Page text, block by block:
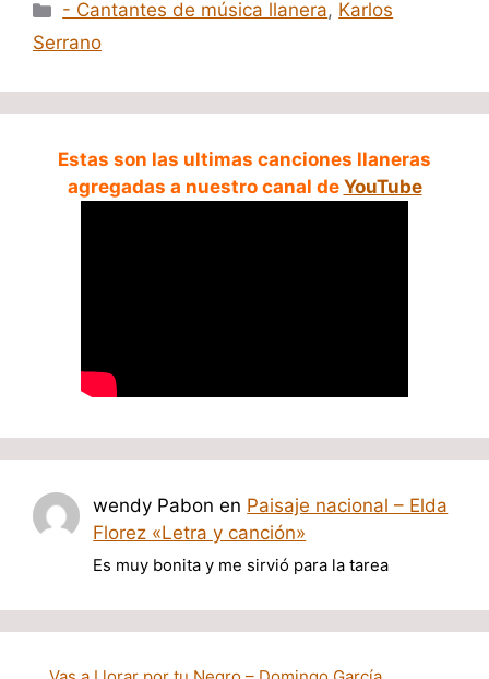
Categorías
- Cantantes de música llanera, Karlos
Serrano
Estas son las ultimas canciones llaneras
agregadas a nuestro canal de YouTube
wendy Pabon en Paisaje nacional – Elda
Florez «Letra y canción»
Es muy bonita y me sirvió para la tarea